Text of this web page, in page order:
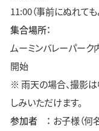
11:00（事前にぬれて
集合場所：
ムーミンバレーパーク
開始
※ 雨天の場合、撮影
しみいただけます。
参加者　： お子様（何